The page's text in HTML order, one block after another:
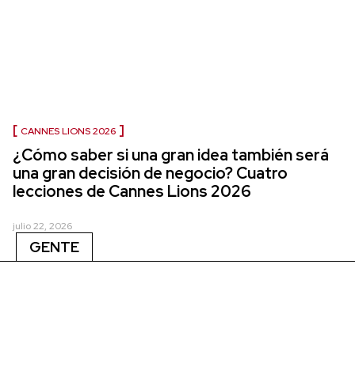
CANNES LIONS 2026
¿Cómo saber si una gran idea también será
una gran decisión de negocio? Cuatro
lecciones de Cannes Lions 2026
julio 22, 2026
GENTE